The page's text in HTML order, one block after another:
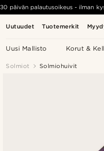
Uutuudet Tuotemerkit
Uusi Mallisto Korut &
30 päivän palautusoikeus - ilman
Solmiot Solmiohuivit